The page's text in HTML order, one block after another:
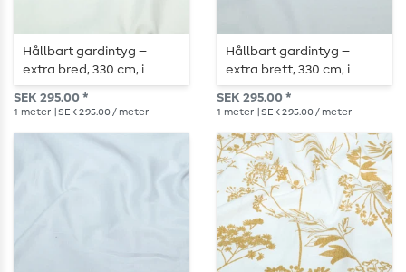
Hållbart gardintyg –
extra bred, 330 cm, i
elegant krämfärg
SEK 295.00 *
1 meter | SEK 295.00 / meter
Hållbart gardintyg –
extra brett, 330 cm, i
elegant ljusgrått
SEK 295.00 *
1 meter | SEK 295.00 / meter